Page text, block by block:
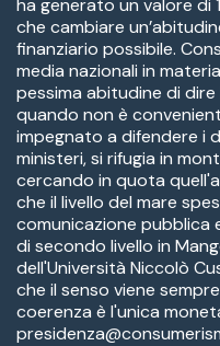
ha generato un valore di
che cambiare
finanziario possibile.
media nazionali in
pessima abitudine di
quando non è
impegnato a difendere i
ministeri, si rifugia in
cercando in quota
che il livello del mare
comunicazione pubblica
di secondo livello in
dell'Università Niccolò
che il senso viene
coerenza è l'unica